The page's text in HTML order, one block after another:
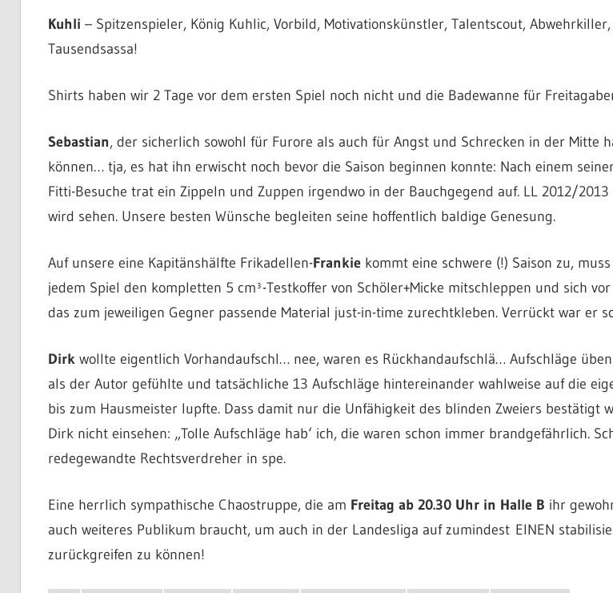
Kuhli – Spitzenspieler, König Kuhlic, Vorbild, Motivationskünstler, Talentscout,
Tausendsassa!
Shirts haben wir 2 Tage vor dem ersten Spiel noch nicht und die Badewanne für
Sebastian, der sicherlich sowohl für Furore als auch für Angst und Schrecken in der Mitte
können… tja, es hat ihn erwischt noch bevor die Saison beginnen konnte: Nach einem
Fitti-Besuche trat ein Zippeln und Zuppen irgendwo in der Bauchgegend auf. LL 2012/2013
wird sehen. Unsere besten Wünsche begleiten seine hoffentlich baldige Genesung.
Auf unsere eine Kapitänshälfte Frikadellen-Frankiekommt eine schwere (!) Saison zu,
jedem Spiel den kompletten 5 cm³-Testkoffer von Schöler+Micke mitschleppen und sich
das zum jeweiligen Gegner passende Material just-in-time zurechtkleben. Verrückt war er
Dirkwollte eigentlich Vorhandaufschl… nee, waren es Rückhandaufschlä… Aufschläge
als der Autor gefühlte und tatsächliche 13 Aufschläge hintereinander wahlweise auf die
bis zum Hausmeister lupfte. Dass damit nur die Unfähigkeit des blinden Zweiers bestätigt
Dirk nicht einsehen: „Tolle Aufschläge hab‘ ich, die waren schon immer brandgefährlich.
redegewandte Rechtsverdreher in spe.
Eine herrlich sympathische Chaostruppe, die am Freitag ab 20.30 Uhr in Halle B ihr
auch weiteres Publikum braucht, um auch in der Landesliga auf zumindest EINEN
zurückgreifen zu können!